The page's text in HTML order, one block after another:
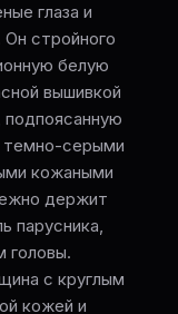
глаза и
стройного
белую
вышивкой
подпоясанную
темно-серыми
кожаными
держит
парусника,
головы.
с круглым
кожей и